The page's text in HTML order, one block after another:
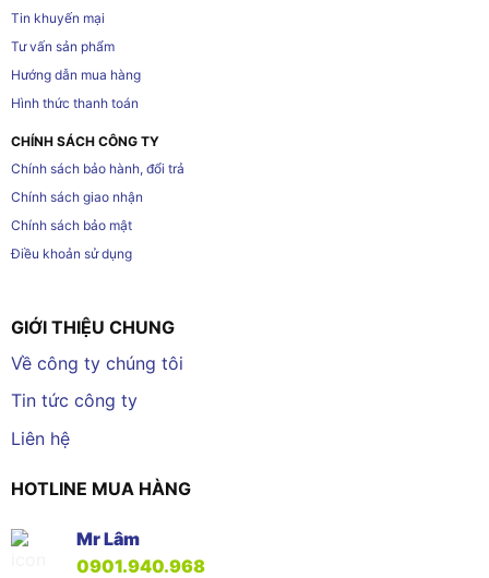
Tin khuyến mại
Tư vấn sản phẩm
Hướng dẫn mua hàng
Hình thức thanh toán
CHÍNH SÁCH CÔNG TY
Chính sách bảo hành, đổi trả
Chính sách giao nhận
Chính sách bảo mật
Điều khoản sử dụng
GIỚI THIỆU CHUNG
Về công ty chúng tôi
Tin tức công ty
Liên hệ
HOTLINE MUA HÀNG
Mr Lâm
0901.940.968